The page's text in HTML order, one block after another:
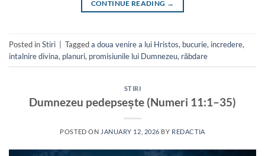
CONTINUE READING →
Posted inStiri Taggeda doua venire a lui Hristos, bucurie, incredere,
intalnire divina, planuri, promisiunile lui Dumnezeu, răbdare
STIRI
Dumnezeu pedepsește (Numeri 11:1–35)
POSTED ON JANUARY 12, 2026 BY REDACTIA